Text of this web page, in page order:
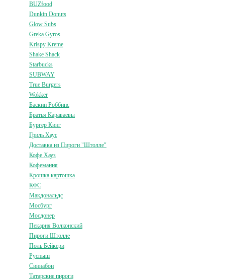
BUZfood
Dunkin Donuts
Glow Subs
Greka Gyros
Krispy Kreme
Shake Shack
Starbucks
SUBWAY
True Burgers
Wokker
Баскин Роббинс
Братья Караваевы
Бургер Кинг
Гриль Хаус
Доставка из Пироги "Штолле"
Кофе Хауз
Кофемания
Крошка картошка
КФС
Макдональдс
Мосбург
Мосдонер
Пекарня Волконский
Пироги Штолле
Поль Бейкери
Руспыш
Синнабон
Татарские пироги